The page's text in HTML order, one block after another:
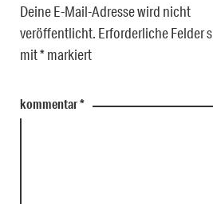
Deine E-Mail-Adresse wird nicht
veröffentlicht. Erforderliche Felder
mit*markiert
kommentar*